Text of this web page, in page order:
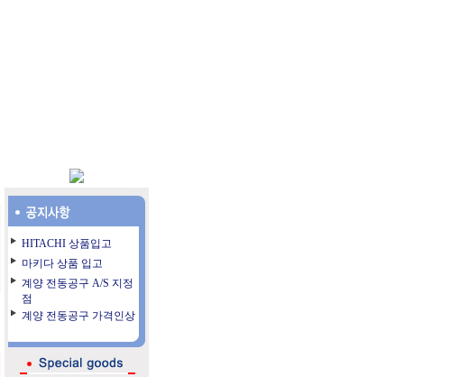
HITACHI 상품입고
마키다 상품 입고
계양 전동공구 A/S 지정
점
계양 전동공구 가격인상
플루이드필름
AC-360
가격 :11,000원
[힘센 충전 미니전
정기] HG-1850
가격 :176,000원